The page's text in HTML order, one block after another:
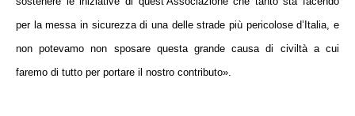
per la messa in sicurezza di una delle strade più pericolose d’Italia, e
non potevamo non sposare questa grande causa di civiltà a cui
faremo di tutto per portare il nostro contributo».